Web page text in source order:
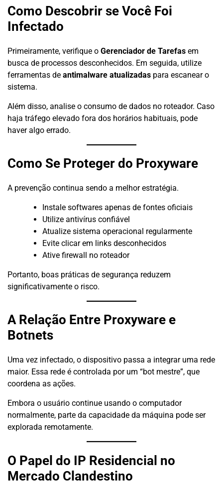
Como Descobrir se Você Foi
Infectado
Primeiramente, verifique o Gerenciador de Tarefas em
busca de processos desconhecidos. Em seguida, utilize
ferramentas de antimalware atualizadas para escanear o
sistema.
Além disso, analise o consumo de dados no roteador. Caso
haja tráfego elevado fora dos horários habituais, pode
haver algo errado.
Como Se Proteger do Proxyware
A prevenção continua sendo a melhor estratégia.
Instale softwares apenas de fontes oficiais
Utilize antivírus confiável
Atualize sistema operacional regularmente
Evite clicar em links desconhecidos
Ative firewall no roteador
Portanto, boas práticas de segurança reduzem
significativamente o risco.
A Relação Entre Proxyware e
Botnets
Uma vez infectado, o dispositivo passa a integrar uma rede
maior. Essa rede é controlada por um “bot mestre”, que
coordena as ações.
Embora o usuário continue usando o computador
normalmente, parte da capacidade da máquina pode ser
explorada remotamente.
O Papel do IP Residencial no
Mercado Clandestino